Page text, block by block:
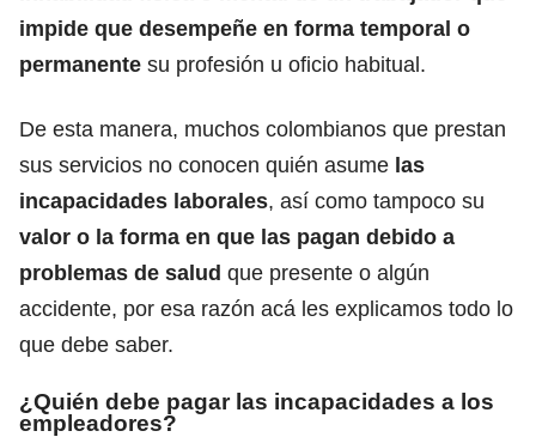
impide que desempeñe en forma temporal o
permanente su profesión u oficio habitual.
De esta manera, muchos colombianos que prestan
sus servicios no conocen quién asume las
incapacidades laborales, así como tampoco su
valor o la forma en que las pagan debido a
problemas de salud que presente o algún
accidente, por esa razón acá les explicamos todo lo
que debe saber.
¿Quién debe pagar las incapacidades a los
empleadores?